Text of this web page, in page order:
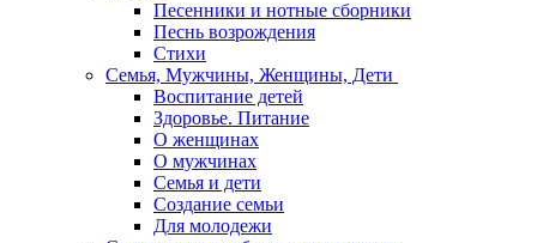
Песенники и нотные сборники
Песнь возрождения
Стихи
Семья, Мужчины, Женщины, Дети
Воспитание детей
Здоровье. Питание
О женщинах
О мужчинах
Семья и дети
Создание семьи
Для молодежи